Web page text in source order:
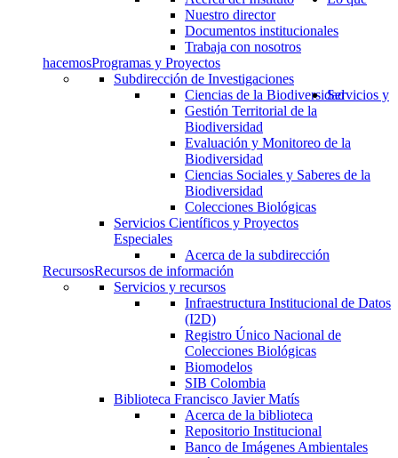
Nuestro director
Documentos institucionales
Trabaja con nosotros
hacemosProgramas y Proyectos
Subdirección de Investigaciones
Ciencias de la Biodiversidad
Gestión Territorial de la
Biodiversidad
Evaluación y Monitoreo de la
Biodiversidad
Ciencias Sociales y Saberes de la
Biodiversidad
Colecciones Biológicas
Servicios Científicos y Proyectos
Especiales
Acerca de la subdirección
Servicios y
RecursosRecursos de información
Servicios y recursos
Infraestructura Institucional de Datos
(I2D)
Registro Único Nacional de
Colecciones Biológicas
Biomodelos
SIB Colombia
Biblioteca Francisco Javier Matís
Acerca de la biblioteca
Repositorio Institucional
Banco de Imágenes Ambientales